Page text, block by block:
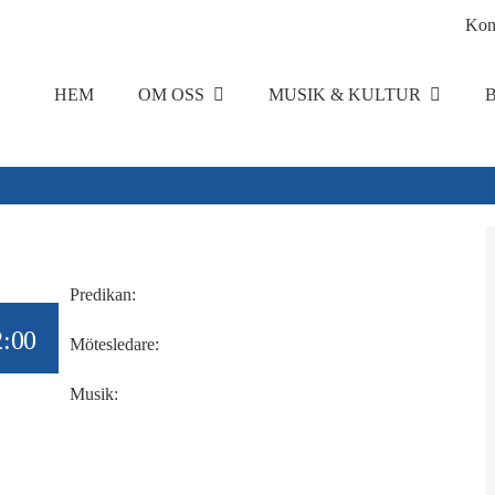
HEM OM OSS MUSIK & KULTUR
Predikan:
Mötesledare:
Musik: